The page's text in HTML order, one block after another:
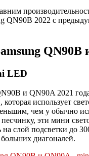
QN90B 2022 с
QN90B
LED
и QN90A 2021
использует
чем у обычно
эти мини
слой подсветки до
больших диагоналей.